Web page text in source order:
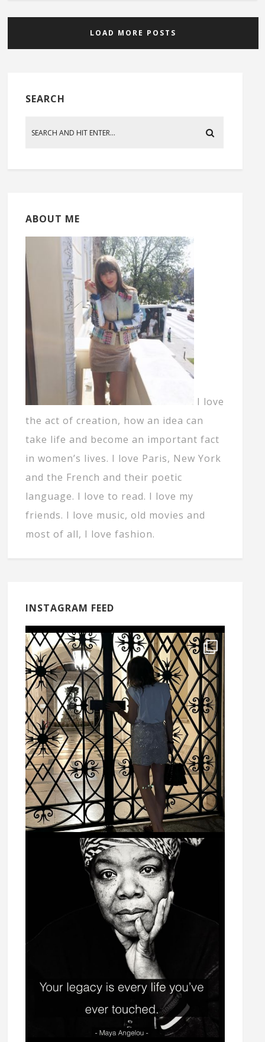
LOAD MORE POSTS
SEARCH
ABOUT ME
I love
the act of creation, how an idea can
take life and become an important fact
in women’s lives. I love Paris, New York
and the French and their poetic
language. I love to read. I love my
friends. I love music, old movies and
most of all, I love fashion.
INSTAGRAM FEED